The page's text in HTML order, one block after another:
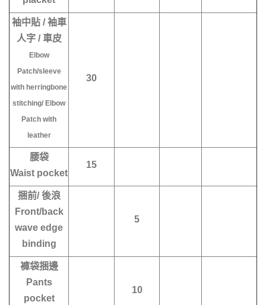
袖中貼 / 袖車
人字 / 車皮
Elbow
Patch/sleeve
with herringbone
stitching/ Elbow
Patch with
leather
30
腰袋
Waist pocket
15
捆前/ 後浪
Front/back
wave edge
binding
5
褲袋捆邊
Pants
pocket
10